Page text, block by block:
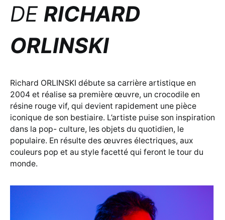
DE RICHARD
ORLINSKI
Richard ORLINSKI débute sa carrière artistique en
2004 et réalise sa première œuvre, un crocodile en
résine rouge vif, qui devient rapidement une pièce
iconique de son bestiaire. L’artiste puise son inspiration
dans la pop- culture, les objets du quotidien, le
populaire. En résulte des œuvres électriques, aux
couleurs pop et au style facetté qui feront le tour du
monde.